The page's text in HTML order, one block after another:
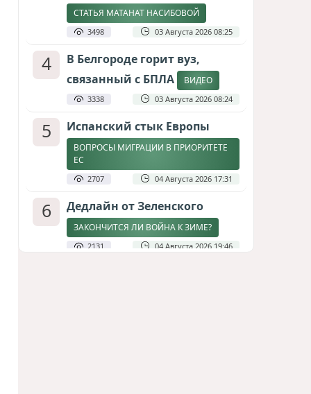
СТАТЬЯ МАТАНАТ НАСИБОВОЙ
3498 03 Августа 2026 08:25
4
В Белгороде горит вуз,
связанный с БПЛА
ВИДЕО
3338 03 Августа 2026 08:24
5 Испанский стык Европы
ВОПРОСЫ МИГРАЦИИ В ПРИОРИТЕТЕ
ЕС
2707 04 Августа 2026 17:31
6 Дедлайн от Зеленского
ЗАКОНЧИТСЯ ЛИ ВОЙНА К ЗИМЕ?
2131 04 Августа 2026 19:46